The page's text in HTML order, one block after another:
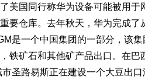
美国同行称华为设备可能被用
要仓库。去年秋天，华为完成
是一个中国集团的一部分，该
铁矿石和其他矿产品出口。在巴
圣路易斯正在建设一个大豆出